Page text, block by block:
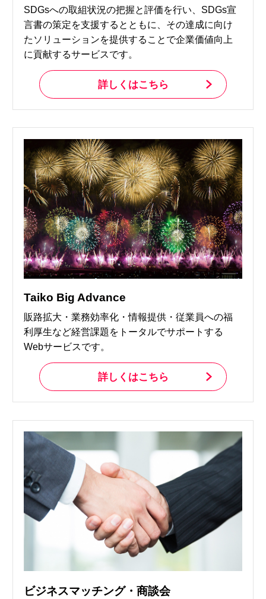
サービスのご案内
NBセンター
サービスのご案内
たいこうでんさいサービス
サービスのご案内
Taiko Big Advance
サービスのご案内
SDGsへの取組状況の把握と評価を行い、SDGs宣
言書の策定を支援するとともに、その達成に向け
たソリューションを提供することで企業価値向上
に貢献するサービスです。
詳しくはこちら
Taiko Big Advance
販路拡大・業務効率化・情報提供・従業員への福
利厚生など経営課題をトータルでサポートする
Webサービスです。
詳しくはこちら
ビジネスマッチング・商談会